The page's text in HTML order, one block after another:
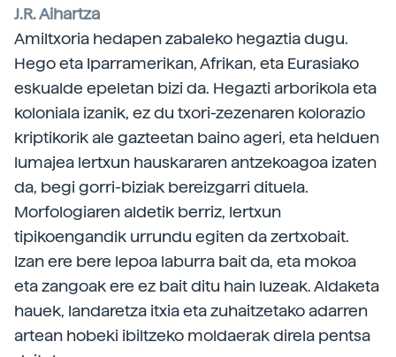
J.R. Aihartza
Amiltxoria hedapen zabaleko hegaztia dugu.
Hego eta Iparramerikan, Afrikan, eta Eurasiako
eskualde epeletan bizi da. Hegazti arborikola eta
koloniala izanik, ez du txori-zezenaren kolorazio
kriptikorik ale gazteetan baino ageri, eta helduen
lumajea lertxun hauskararen antzekoagoa izaten
da, begi gorri-biziak bereizgarri dituela.
Morfologiaren aldetik berriz, lertxun
tipikoengandik urrundu egiten da zertxobait.
Izan ere bere lepoa laburra bait da, eta mokoa
eta zangoak ere ez bait ditu hain luzeak. Aldaketa
hauek, landaretza itxia eta zuhaitzetako adarren
artean hobeki ibiltzeko moldaerak direla pentsa